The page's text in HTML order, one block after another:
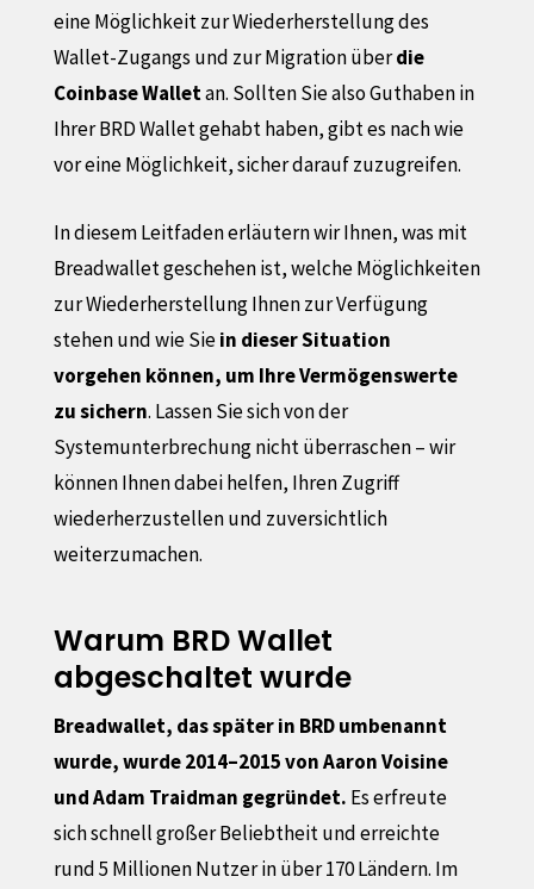
eine Möglichkeit zur Wiederherstellung des
Wallet-Zugangs und zur Migration überdie
Coinbase Walletan. Sollten Sie also Guthaben in
Ihrer BRD Wallet gehabt haben, gibt es nach wie
vor eine Möglichkeit, sicher darauf zuzugreifen.
In diesem Leitfaden erläutern wir Ihnen, was mit
Breadwallet geschehen ist, welche Möglichkeiten
zur Wiederherstellung Ihnen zur Verfügung
stehen und wie Siein dieser Situation
vorgehen können, um Ihre Vermögenswerte
zu sichern. Lassen Sie sich von der
Systemunterbrechung nicht überraschen – wir
können Ihnen dabei helfen, Ihren Zugriff
wiederherzustellen und zuversichtlich
weiterzumachen.
Warum BRD Wallet
abgeschaltet wurde
Breadwallet, das später in BRD umbenannt
wurde, wurde 2014–2015 von Aaron Voisine
und Adam Traidman gegründet. Es erfreute
sich schnell großer Beliebtheit und erreichte
rund 5 Millionen Nutzer in über 170 Ländern. Im